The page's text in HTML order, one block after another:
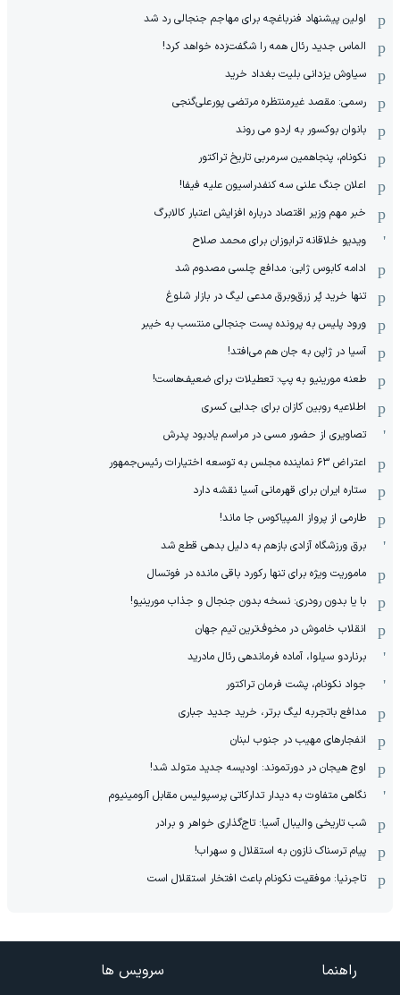
اولین پیشنهاد فنرباغچه برای مهاجم جنجالی رد شد
الماس جدید رئال همه را شگفت‌زده خواهد کرد!
سیاوش یزدانی بلیت بغداد خرید
رسمی: مقصد غیرمنتظره مرتضی پورعلی‌گنجی
بانوان بوکسور به اردو می روند
نکونام، پنجاهمین سرمربی تاریخ تراکتور
اعلان جنگ علنی سه کنفدراسیون علیه فیفا!
خبر مهم وزیر اقتصاد درباره افزایش اعتبار کالابرگ
ویدیو خلاقانه ترابوزان برای محمد صلاح
ادامه کابوس ژابی: مدافع چلسی مصدوم شد
تنها خرید پُر زرق‌وبرق مدعی لیگ در بازار شلوغ
ورود پلیس به پرونده پست جنجالی منتسب به خیبر
آسیا در ژاپن به جان هم می‌افتد!
طعنه مورینیو به پپ: تعطیلات برای ضعیف‌هاست!
اطلاعیه روبین کازان برای جدایی کسری
تصاویری از حضور مسی در مراسم یادبود پدرش
اعتراض ۶۳ نماینده مجلس به توسعه اختیارات رئیس‌جمهور
ستاره ایران برای قهرمانی آسیا نقشه دارد
طارمی از پرواز المپیاکوس جا ماند!
برق ورزشگاه آزادی بازهم به دلیل بدهی قطع شد
ماموریت ویژه برای تنها رکورد باقی مانده در فوتسال
با یا بدون رودری: نسخه بدون جنجال و جذاب مورینیو!
انقلاب خاموش در مخوف‌‌ترین تیم جهان
برناردو سیلوا، آماده فرماندهی رئال مادرید
جواد نکونام، پشت فرمان تراکتور
مدافع باتجربه لیگ برتر، خرید جدید جباری
انفجارهای مهیب در جنوب لبنان
اوج هیجان در دورتموند: اودیسه جدید متولد شد!
نگاهی متفاوت به دیدار تدارکاتی پرسپولیس مقابل آلومینیوم
شب تاریخی والیبال آسیا: تاج‌گذاری خواهر و برادر
پیام ترسناک نازون به استقلال و سهراب!
تاجرنیا: موفقیت نکونام باعث افتخار استقلال است
راهنما سرویس ها